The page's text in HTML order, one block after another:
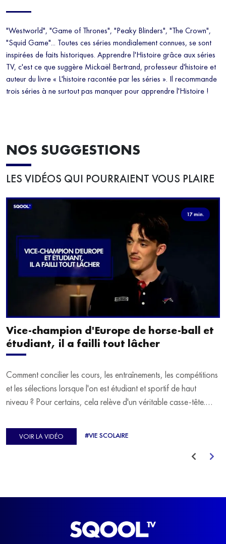
"Westworld", "Game of Thrones", "Peaky Blinders", "The Crown",
"Squid Game"... Toutes ces séries mondialement connues, se sont
inspirées de faits historiques. Apprendre l'Histoire grâce aux séries
TV, c'est ce que suggère Mickaël Bertrand, professeur d'histoire et
auteur du livre « L'histoire racontée par les séries ». Il recommande
trois séries à ne surtout pas manquer pour apprendre l'Histoire !
NOS SUGGESTIONS
LES VIDÉOS QUI POURRAIENT VOUS PLAIRE
17 min.
Vice-champion d'Europe de horse-ball et
étudiant, il a failli tout lâcher
Comment concilier les cours, les entraînements, les compétitions
et les sélections lorsque l'on est étudiant et sportif de haut
niveau ? Pour certains, cela relève d'un véritable casse-tête.
d'Europe de Horse-ball, qui a failli abandonner ses études
avant de trouver un nouvel équilibre.
VOIR LA VIDÉO #VIE SCOLAIRE